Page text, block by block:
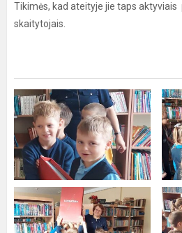
Tikimės, kad ateityje jie taps
skaitytojais.